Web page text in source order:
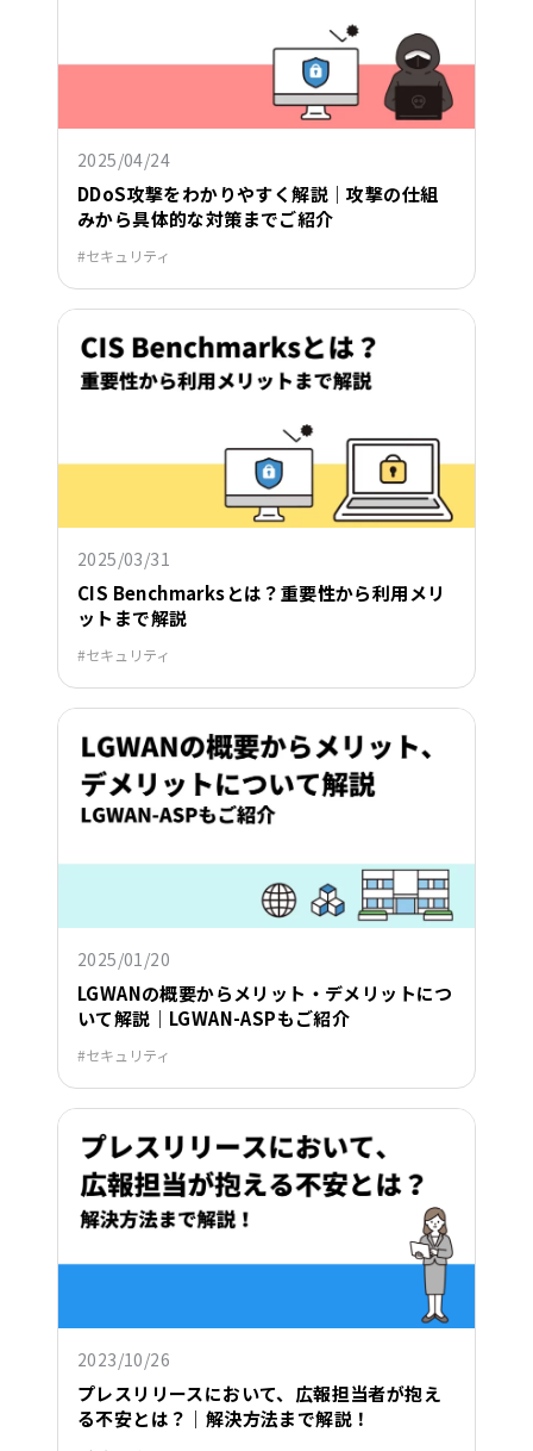
2025/04/24
DDoS攻撃をわかりやすく解説｜攻撃の仕組
みから具体的な対策までご紹介
セキュリティ
2025/03/31
CIS Benchmarksとは？重要性から利用メリ
ットまで解説
セキュリティ
2025/01/20
LGWANの概要からメリット・デメリットにつ
いて解説｜LGWAN-ASPもご紹介
セキュリティ
2023/10/26
プレスリリースにおいて、広報担当者が抱え
る不安とは？｜解決方法まで解説！